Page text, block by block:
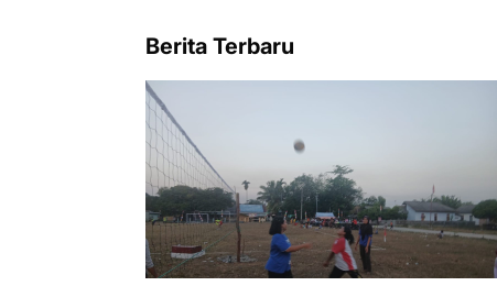
Berita Terbaru